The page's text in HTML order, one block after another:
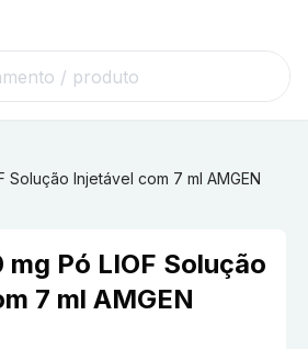
Solução Injetável com 7 ml AMGEN
mg Pó LIOF Solução
7 ml AMGEN